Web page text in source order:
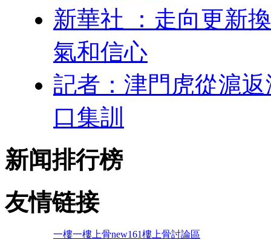
新華社 ：走向更
氣和信心
記者：津門虎從
口集訓
新闻排行榜
友情链接
一樓一樓上骨new161樓上骨討論區